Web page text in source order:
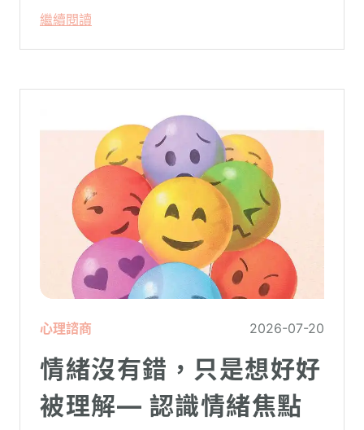
陌生。
繼續閱讀
心理諮商 2026-07-20
情緒沒有錯，只是想好好
被理解— 認識情緒焦點